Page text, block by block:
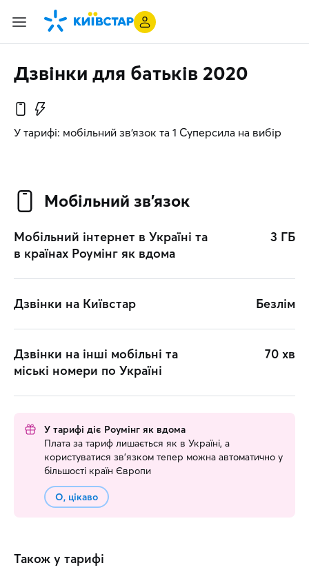
Дзвінки для батьків 2020
У тарифі: мобільний зв’язок та 1 Суперсила на вибір
Мобільний зв’язок
Мобільний інтернет в Україні та
в країнах Роумінг як вдома
3 ГБ
Дзвінки на Київстар Безлім
Дзвінки на інші мобільні та
міські номери по Україні
70 хв
У тарифі діє Роумінг як вдома
Плата за тариф лишається як в Україні, а
користуватися зв’язком тепер можна автоматично у
більшості країн Європи
О, цікаво
Також у тарифі